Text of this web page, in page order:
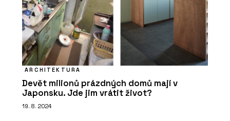
O FIRMĚ
Centrum pro podporu počítačové
ARCHITEKTURA
Devět milionů prázdných domů mají v
Japonsku. Jde jim vrátit život?
19. 8. 2024